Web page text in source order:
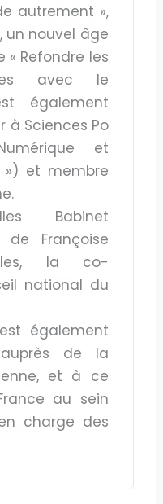
autrement »,
un nouvel âge
« Refondre les
avec le
également
à Sciences Po
et
») et membre
Babinet
Françoise
la co-
national du
également
de la
et à ce
au sein
charge des